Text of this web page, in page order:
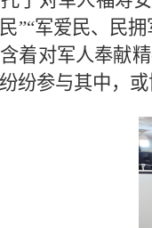
”“军爱民、民
着对军人奉献
纷参与其中，